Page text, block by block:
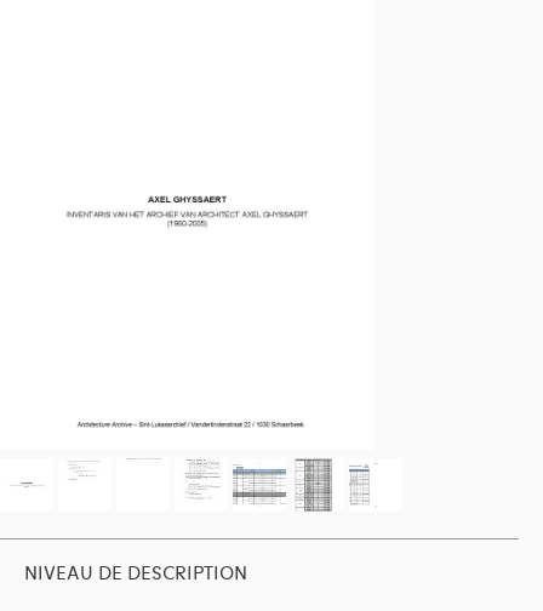
NIVEAU DE DESCRIPTION